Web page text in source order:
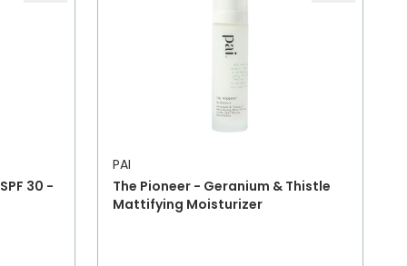
30 -
PAI
The Pioneer - Geranium & Thistle
Mattifying Moisturizer